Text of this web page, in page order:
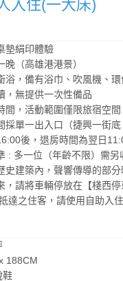
入住(一大床)
墊絹印體驗
（高雄港港景）
，備有浴巾、吹風機、
無提供一次性備品
，活動範圍僅限旅宿空間
單一出入口（捷興一街底
後，退房時間為翌日
: 多一位（年齡不限）需另
建築內，聲響傳導的部分
請將車輛停放在【棧西停
達之住客，請使用自助入
188CM
鞋